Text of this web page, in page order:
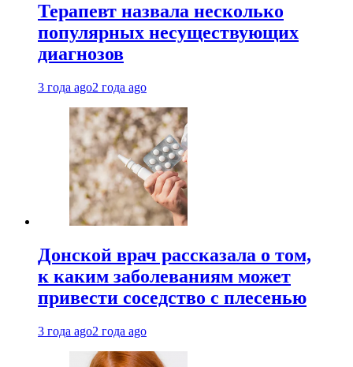
Терапевт назвала несколько
популярных несуществующих
диагнозов
3 года ago2 года ago
Донской врач рассказала о том,
к каким заболеваниям может
привести соседство с плесенью
3 года ago2 года ago